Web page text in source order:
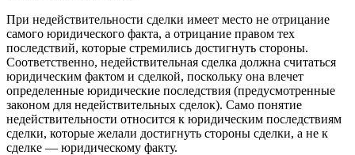
При недействительности сделки имеет место не отрицание
самого юридического факта, а отрицание правом тех
последствий, которые стремились достигнуть стороны.
Соответственно, недействительная сделка должна считаться
юридическим фактом и сделкой, поскольку она влечет
определенные юридические последствия (предусмотренные
законом для недействительных сделок). Само понятие
недействительности относится к юридическим последствиям
сделки, которые желали достигнуть стороны сделки, а не к
сделке — юридическому факту.